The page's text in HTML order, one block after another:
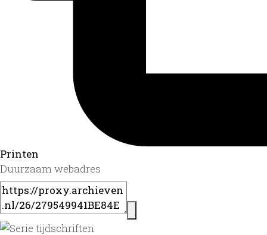
Printen
Duurzaam webadres